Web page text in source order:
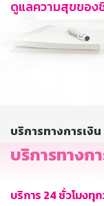
บริการทางกา
อื่นๆ
ดูแลความสุขขอ
บริการทางการเงิน
บริการทางก
บริการ 24 ชั่วโมงทุ